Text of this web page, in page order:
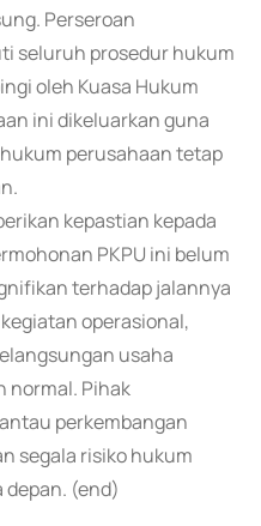
Perseroan
seluruh prosedur hukum
oleh Kuasa Hukum
ini dikeluarkan guna
perusahaan tetap
kepastian kepada
PKPU ini belum
terhadap jalannya
operasional,
usaha
normal. Pihak
perkembangan
segala risiko hukum
(end)